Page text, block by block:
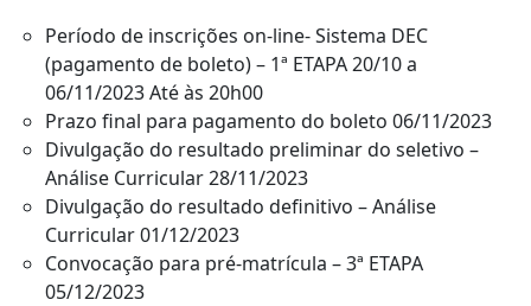
Período de inscrições on-line- Sistema DEC
(pagamento de boleto) – 1ª ETAPA 20/10 a
06/11/2023 Até às 20h00
Prazo final para pagamento do boleto 06/11/2023
Divulgação do resultado preliminar do seletivo –
Análise Curricular 28/11/2023
Divulgação do resultado definitivo – Análise
Curricular 01/12/2023
Convocação para pré-matrícula – 3ª ETAPA
05/12/2023